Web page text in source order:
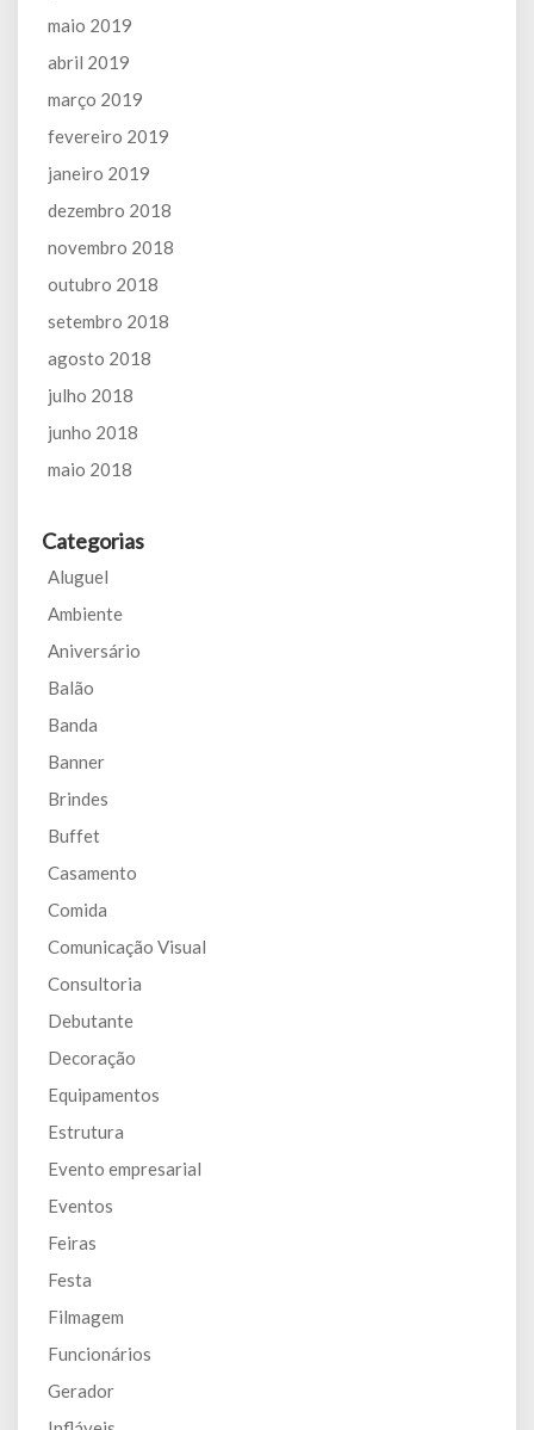
maio 2019
abril 2019
março 2019
fevereiro 2019
janeiro 2019
dezembro 2018
novembro 2018
outubro 2018
setembro 2018
agosto 2018
julho 2018
junho 2018
maio 2018
Categorias
Aluguel
Ambiente
Aniversário
Balão
Banda
Banner
Brindes
Buffet
Casamento
Comida
Comunicação Visual
Consultoria
Debutante
Decoração
Equipamentos
Estrutura
Evento empresarial
Eventos
Feiras
Festa
Filmagem
Funcionários
Gerador